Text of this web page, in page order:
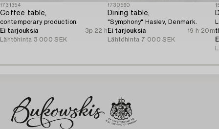
1731354
Coffee table,
contemporary production.
Ei tarjouksia
3p 22 h
Lähtöhinta 3 000 SEK
1730560
Dining table,
"Symphony" Haslev, Denmark.
Ei tarjouksia
19 h 20m
Lähtöhinta 7 000 SEK